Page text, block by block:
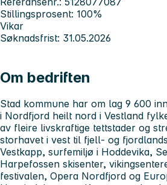
Stillingsprosent: 100%
Vikar
Søknadsfrist: 31.05.2026
Om bedriften
Stad kommune har om lag 9 600
i Nordfjord heilt nord i Vestland
av fleire livskraftige tettstader og
storhavet i vest til fjell- og
Vestkapp, surfemiljø i Hoddevika,
Harpefossen skisenter,
festivalen, Opera Nordfjord og